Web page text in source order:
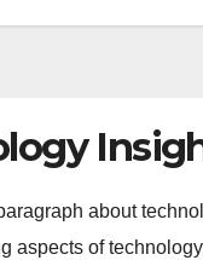
about
aspects of